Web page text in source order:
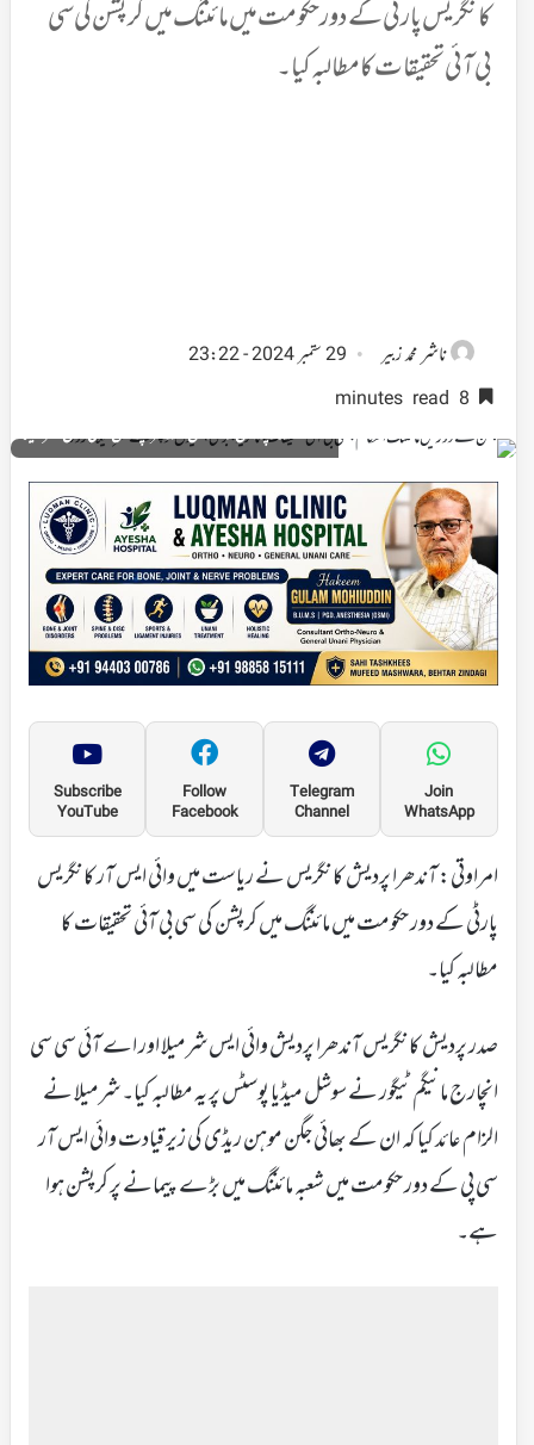
کانگریس پارٹی کے دور حکومت میں مائننگ میں کرپشن کی سی
بی آئی تحقیقات کا مطالبہ کیا۔
ناشرمحمد زبیر
29 ستمبر 2024 - 23:22
صدر پردیش کانگریس آندھرا پردیش وائی ایس شرمیلا
Join
WhatsApp
Telegram
Channel
Follow
Facebook
Subscribe
YouTube
امراوتی: آندھرا پردیش کانگریس نے ریاست میں وائی ایس آر کانگریس
پارٹی کے دور حکومت میں مائننگ میں کرپشن کی سی بی آئی تحقیقات کا
مطالبہ کیا۔
صدر پردیش کانگریس آندھرا پردیش وائی ایس شرمیلا اور اے آئی سی سی
انچارج مانیگم ٹیگور نے سوشل میڈیا پوسٹس پر یہ مطالبہ کیا۔ شرمیلا نے
الزام عائد کیا کہ ان کے بھائی جگن موہن ریڈی کی زیر قیادت وائی ایس آر
سی پی کے دور حکومت میں شعبہ مائننگ میں بڑے پیمانے پر کرپشن ہوا
ہے۔